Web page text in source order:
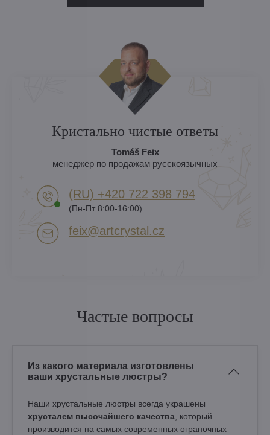
Кристально чистые ответы
Tomáš Feix
менеджер по продажам русскоязычных
(RU) +420 722 398 794​
(Пн-Пт 8:00-16:00)
feix​@artcrystal​.cz
Частые вопросы
Из какого материала изготовлены
ваши хрустальные люстры?
Наши хрустальные люстры всегда украшены
хрусталем высочайшего качества, который
производится на самых современных ограночных